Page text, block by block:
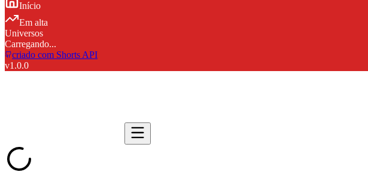
Início
Em alta
Universos
Carregando...
criado com Shorts API
v1.0.0